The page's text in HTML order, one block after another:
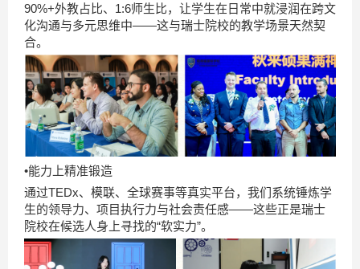
90%+外教占比、1:6师生比，让学生在日常中就浸润在跨文
化沟通与多元思维中——这与瑞士院校的教学场景天然契
合。
•能力上精准锻造
通过TEDx、模联、全球赛事等真实平台，我们系统锤炼学
生的领导力、项目执行力与社会责任感——这些正是瑞士
院校在候选人身上寻找的“软实力”。